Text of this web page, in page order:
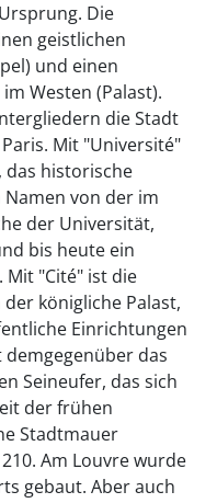
Die
geistlichen
und einen
Westen (Palast).
die Stadt
Mit "Université"
das historische
von der im
der Universität,
bis heute ein
"Cité" ist die
königliche Palast,
Einrichtungen
das
Seineufer, das sich
der frühen
Stadtmauer
Am Louvre wurde
gebaut. Aber auch